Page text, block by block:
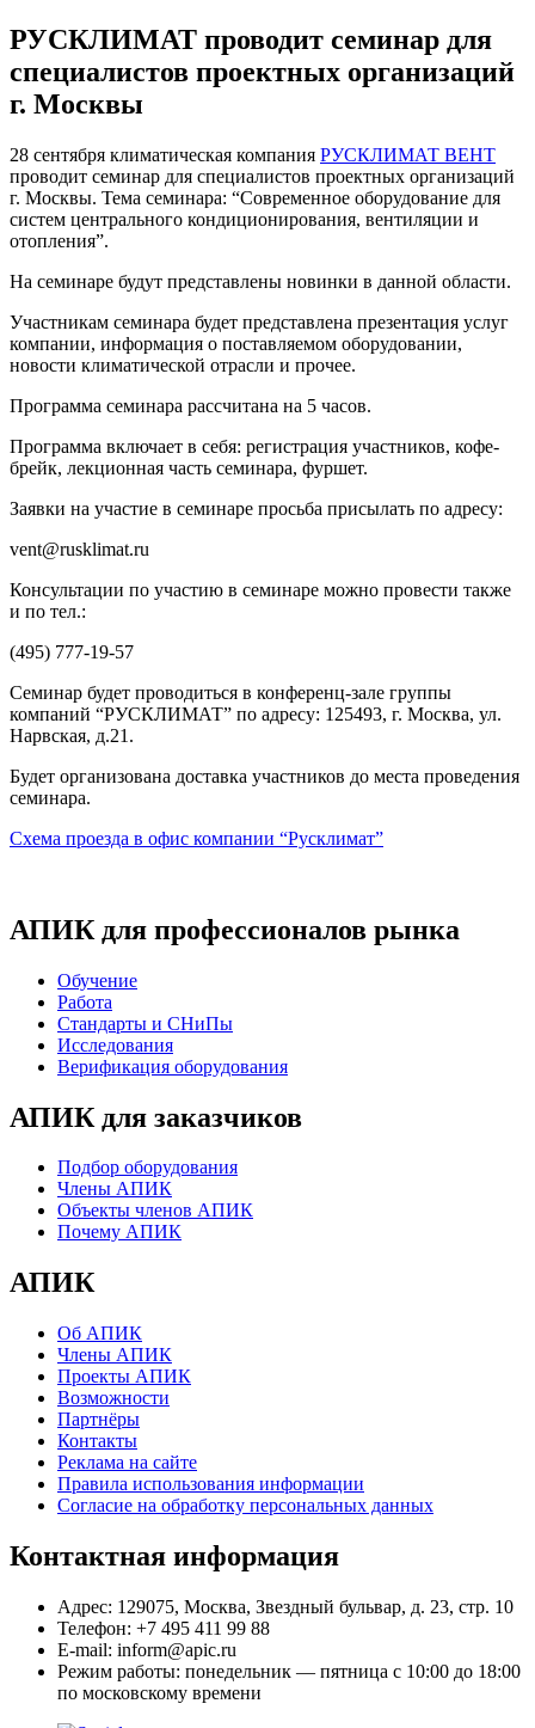
РУСКЛИМАТ проводит семинар для
специалистов проектных организаций
г. Москвы
28 сентября климатическая компания РУСКЛИМАТ ВЕНТ
проводит семинар для специалистов проектных организаций
г. Москвы. Тема семинара: “Современное оборудование для
систем центрального кондиционирования, вентиляции и
отопления”.
На семинаре будут представлены новинки в данной области.
Участникам семинара будет представлена презентация услуг
компании, информация о поставляемом оборудовании,
новости климатической отрасли и прочее.
Программа семинара рассчитана на 5 часов.
Программа включает в себя: регистрация участников, кофе-
брейк, лекционная часть семинара, фуршет.
Заявки на участие в семинаре просьба присылать по адресу:
vent@rusklimat.ru
Консультации по участию в семинаре можно провести также
и по тел.:
(495) 777-19-57
Семинар будет проводиться в конференц-зале группы
компаний “РУСКЛИМАТ” по адресу: 125493, г. Москва, ул.
Нарвская, д.21.
Будет организована доставка участников до места проведения
семинара.
Схема проезда в офис компании “Русклимат”
АПИК для профессионалов рынка
Обучение
Работа
Стандарты и СНиПы
Исследования
Верификация оборудования
АПИК для заказчиков
Подбор оборудования
Члены АПИК
Объекты членов АПИК
Почему АПИК
АПИК
Об АПИК
Члены АПИК
Проекты АПИК
Возможности
Партнёры
Контакты
Реклама на сайте
Правила использования информации
Согласие на обработку персональных данных
Контактная информация
Адрес: 129075, Москва, Звездный бульвар, д. 23, стр. 10
Телефон: +7 495 411 99 88
E-mail: inform@apic.ru
Режим работы: понедельник — пятница с 10:00 до 18:00
по московскому времени